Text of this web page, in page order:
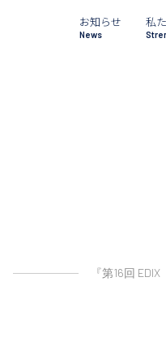
お知らせ
News
私
『第16回